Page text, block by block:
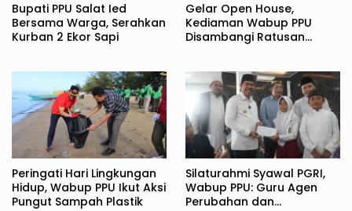
Bupati PPU Salat Ied
Bersama Warga, Serahkan
Kurban 2 Ekor Sapi
Gelar Open House,
Kediaman Wabup PPU
Disambangi Ratusan
Peringati Hari Lingkungan
Hidup, Wabup PPU Ikut Aksi
Pungut Sampah Plastik
Silaturahmi Syawal PGRI,
Wabup PPU: Guru Agen
Perubahan dan